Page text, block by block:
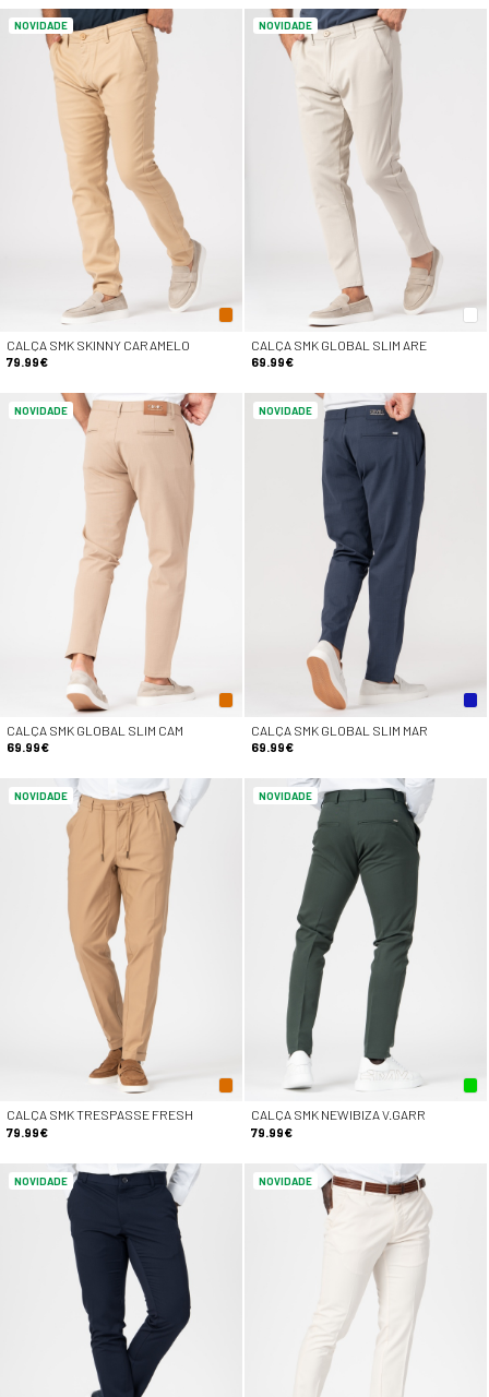
NOVIDADE
CALÇA SMK SKINNY CARAMELO
79.99€
NOVIDADE
CALÇA SMK GLOBAL SLIM ARE
69.99€
NOVIDADE
CALÇA SMK GLOBAL SLIM CAM
69.99€
NOVIDADE
CALÇA SMK GLOBAL SLIM MAR
69.99€
NOVIDADE
CALÇA SMK TRESPASSE FRESH
79.99€
NOVIDADE
CALÇA SMK NEWIBIZA V.GARR
79.99€
NOVIDADE NOVIDADE